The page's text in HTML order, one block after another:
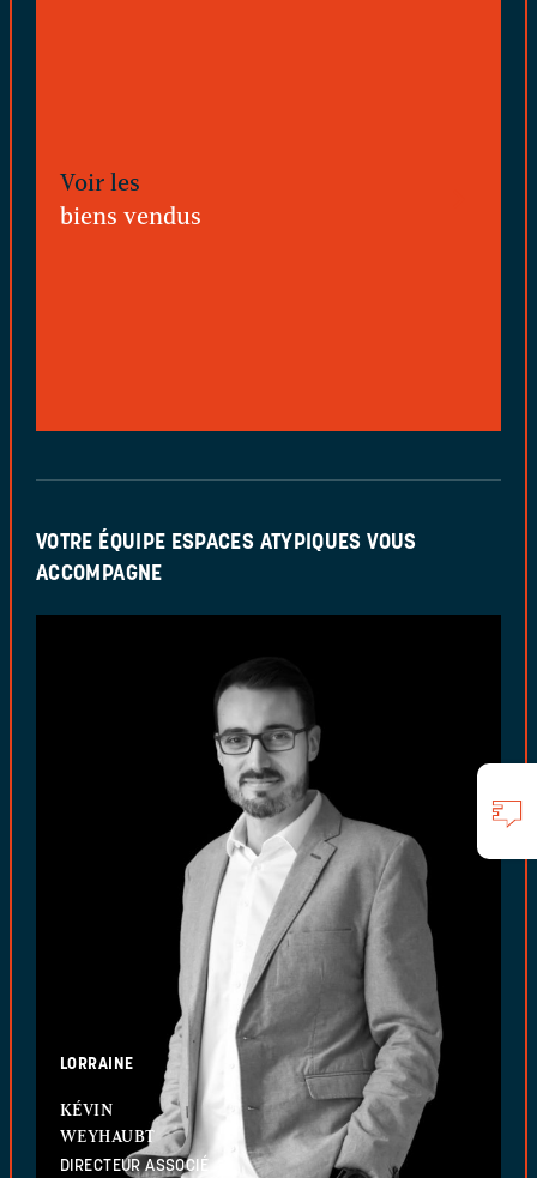
Voir les
biens vendus
VOTRE ÉQUIPE ESPACES ATYPIQUES VOUS
ACCOMPAGNE
LORRAINE
KÉVIN
WEYHAUBT
DIRECTEUR ASSOCIÉ